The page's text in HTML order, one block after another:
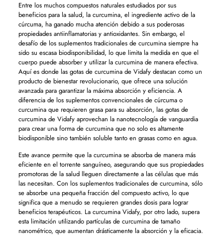
Entre los muchos compuestos naturales estudiados por sus
beneficios para la salud, la curcumina, el ingrediente activo de la
cúrcuma, ha ganado mucha atención debido a sus poderosas
propiedades antiinflamatorias y antioxidantes. Sin embargo, el
desafío de los suplementos tradicionales de curcumina siempre ha
sido su escasa biodisponibilidad, lo que limita la medida en que el
cuerpo puede absorber y utilizar la curcumina de manera efectiva.
Aquí es donde las gotas de curcumina de Vidafy destacan como un
producto de bienestar revolucionario, que ofrece una solución
avanzada para garantizar la máxima absorción y eficiencia. A
diferencia de los suplementos convencionales de cúrcuma o
curcumina que requieren grasa para su absorción, las gotas de
curcumina de Vidafy aprovechan la nanotecnología de vanguardia
para crear una forma de curcumina que no solo es altamente
biodisponible sino también soluble tanto en grasas como en agua.
Este avance permite que la curcumina se absorba de manera más
eficiente en el torrente sanguíneo, asegurando que sus propiedades
promotoras de la salud lleguen directamente a las células que más
las necesitan. Con los suplementos tradicionales de curcumina, sólo
se absorbe una pequeña fracción del compuesto activo, lo que
significa que a menudo se requieren grandes dosis para lograr
beneficios terapéuticos. La curcumina Vidafy, por otro lado, supera
esta limitación utilizando partículas de curcumina de tamaño
nanométrico, que aumentan drásticamente la absorción y la eficacia.